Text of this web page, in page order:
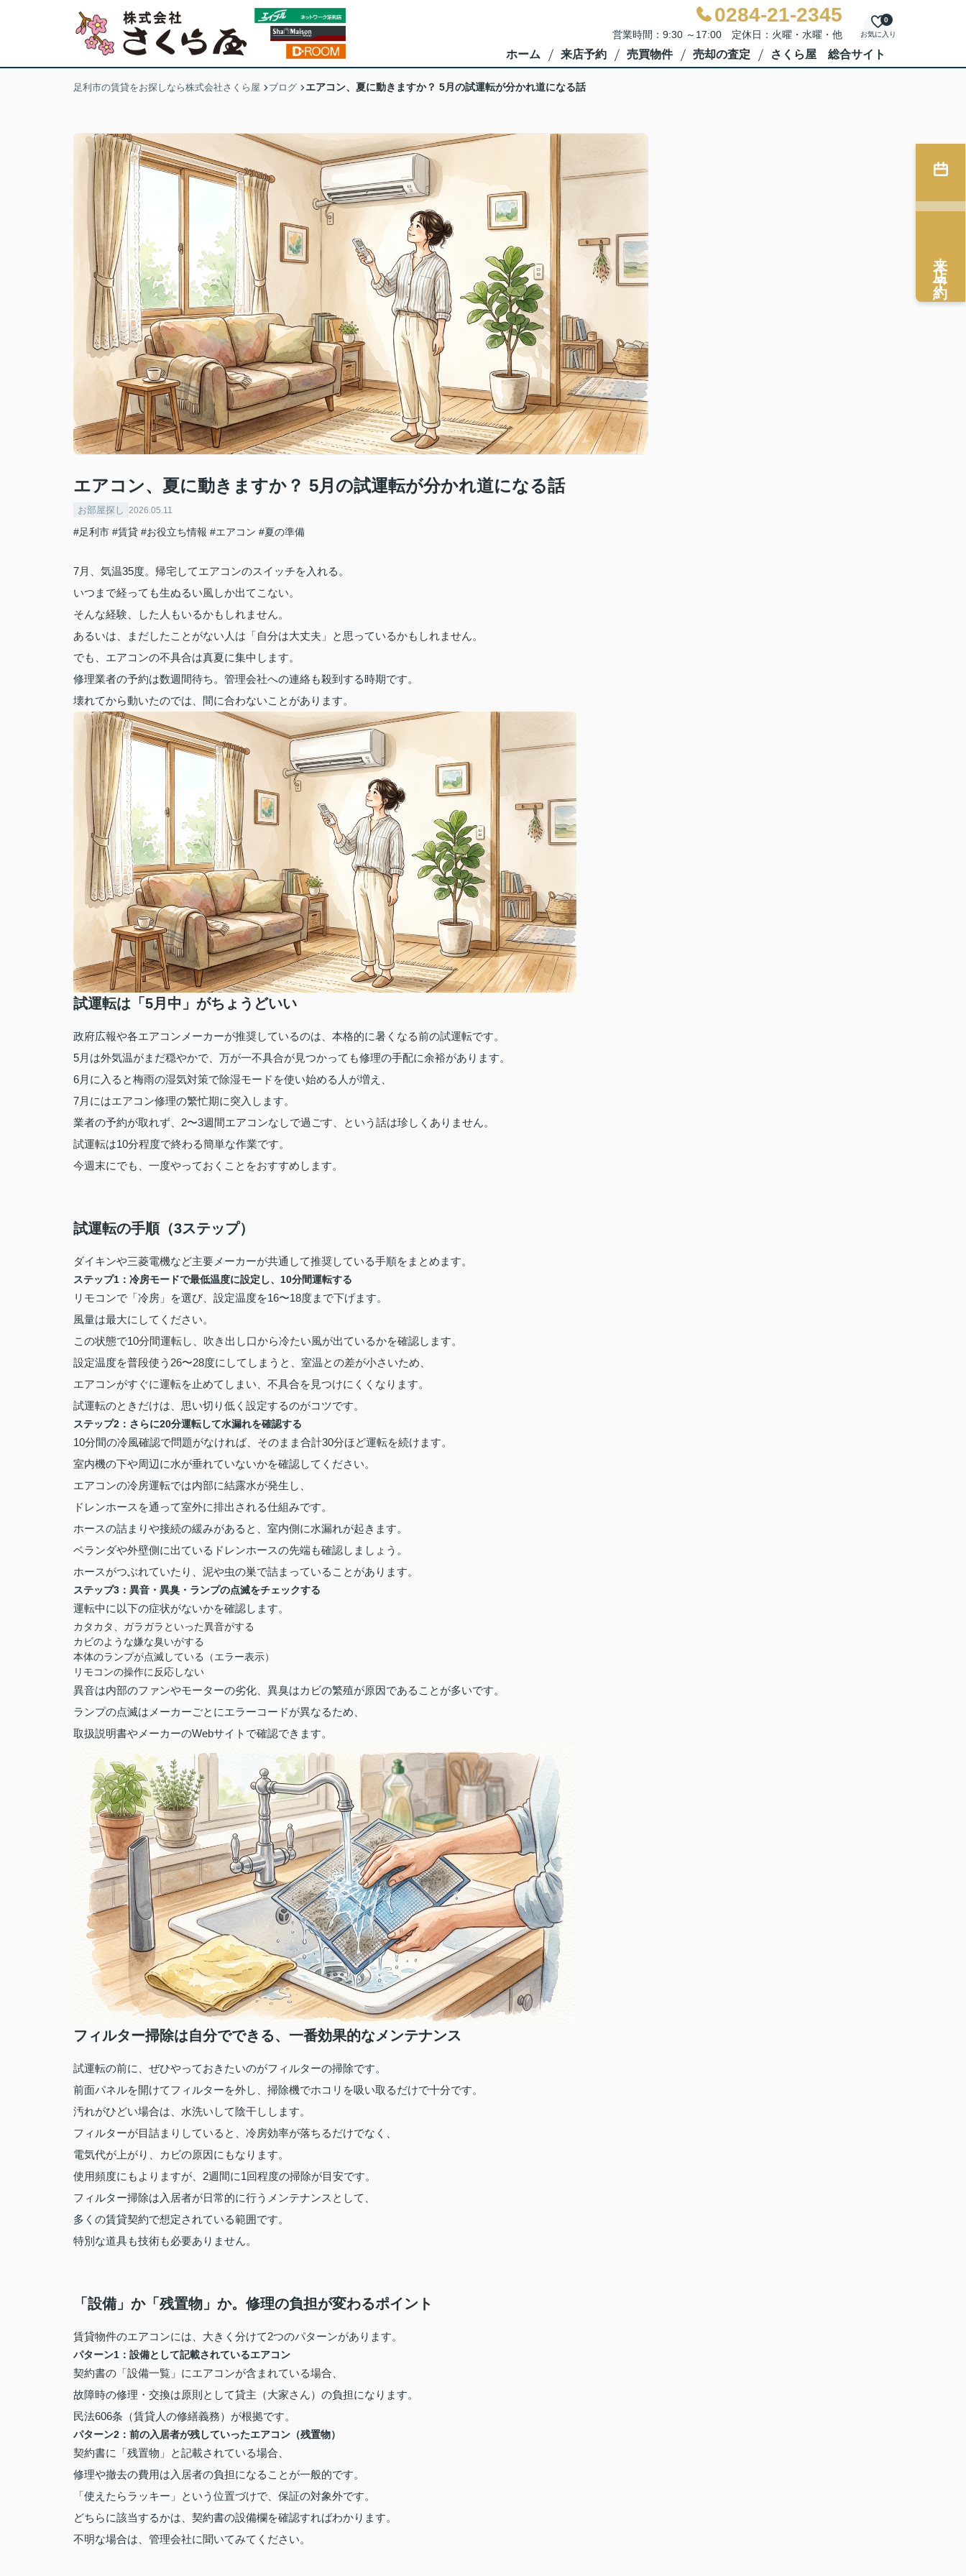
0284-21-2345
営業時間：9:30 ～17:00 定休日：火曜・水曜・他 お気に入り
0
ホーム 来店予約 売買物件 売却の査定 さくら屋 総合サイト
足利市の賃貸をお探しなら株式会社さくら屋 ブログ エアコン、夏に動きますか？ 5月の試運転が分かれ道になる話
エアコン、夏に動きますか？ 5月の試運転が分かれ道になる話
お部屋探し 2026.05.11
#足利市 #賃貸 #お役立ち情報 #エアコン #夏の準備
7月、気温35度。帰宅してエアコンのスイッチを入れる。
いつまで経っても生ぬるい風しか出てこない。
そんな経験、した人もいるかもしれません。
あるいは、まだしたことがない人は「自分は大丈夫」と思っているかもしれません。
でも、エアコンの不具合は真夏に集中します。
修理業者の予約は数週間待ち。管理会社への連絡も殺到する時期です。
壊れてから動いたのでは、間に合わないことがあります。
試運転は「5月中」がちょうどいい
政府広報や各エアコンメーカーが推奨しているのは、本格的に暑くなる前の試運転です。
5月は外気温がまだ穏やかで、万が一不具合が見つかっても修理の手配に余裕があります。
6月に入ると梅雨の湿気対策で除湿モードを使い始める人が増え、
7月にはエアコン修理の繁忙期に突入します。
業者の予約が取れず、2〜3週間エアコンなしで過ごす、という話は珍しくありません。
試運転は10分程度で終わる簡単な作業です。
今週末にでも、一度やっておくことをおすすめします。
試運転の手順（3ステップ）
ダイキンや三菱電機など主要メーカーが共通して推奨している手順をまとめます。
ステップ1：冷房モードで最低温度に設定し、10分間運転する
リモコンで「冷房」を選び、設定温度を16〜18度まで下げます。
風量は最大にしてください。
この状態で10分間運転し、吹き出し口から冷たい風が出ているかを確認します。
設定温度を普段使う26〜28度にしてしまうと、室温との差が小さいため、
エアコンがすぐに運転を止めてしまい、不具合を見つけにくくなります。
試運転のときだけは、思い切り低く設定するのがコツです。
ステップ2：さらに20分運転して水漏れを確認する
10分間の冷風確認で問題がなければ、そのまま合計30分ほど運転を続けます。
室内機の下や周辺に水が垂れていないかを確認してください。
エアコンの冷房運転では内部に結露水が発生し、
ドレンホースを通って室外に排出される仕組みです。
ホースの詰まりや接続の緩みがあると、室内側に水漏れが起きます。
ベランダや外壁側に出ているドレンホースの先端も確認しましょう。
ホースがつぶれていたり、泥や虫の巣で詰まっていることがあります。
ステップ3：異音・異臭・ランプの点滅をチェックする
運転中に以下の症状がないかを確認します。
カタカタ、ガラガラといった異音がする
カビのような嫌な臭いがする
本体のランプが点滅している（エラー表示）
リモコンの操作に反応しない
異音は内部のファンやモーターの劣化、異臭はカビの繁殖が原因であることが多いです。
ランプの点滅はメーカーごとにエラーコードが異なるため、
取扱説明書やメーカーのWebサイトで確認できます。
フィルター掃除は自分でできる、一番効果的なメンテナンス
試運転の前に、ぜひやっておきたいのがフィルターの掃除です。
前面パネルを開けてフィルターを外し、掃除機でホコリを吸い取るだけで十分です。
汚れがひどい場合は、水洗いして陰干しします。
フィルターが目詰まりしていると、冷房効率が落ちるだけでなく、
電気代が上がり、カビの原因にもなります。
使用頻度にもよりますが、2週間に1回程度の掃除が目安です。
フィルター掃除は入居者が日常的に行うメンテナンスとして、
多くの賃貸契約で想定されている範囲です。
特別な道具も技術も必要ありません。
「設備」か「残置物」か。修理の負担が変わるポイント
賃貸物件のエアコンには、大きく分けて2つのパターンがあります。
パターン1：設備として記載されているエアコン
契約書の「設備一覧」にエアコンが含まれている場合、
故障時の修理・交換は原則として貸主（大家さん）の負担になります。
民法606条（賃貸人の修繕義務）が根拠です。
パターン2：前の入居者が残していったエアコン（残置物）
契約書に「残置物」と記載されている場合、
修理や撤去の費用は入居者の負担になることが一般的です。
「使えたらラッキー」という位置づけで、保証の対象外です。
どちらに該当するかは、契約書の設備欄を確認すればわかります。
不明な場合は、管理会社に聞いてみてください。
来店予約